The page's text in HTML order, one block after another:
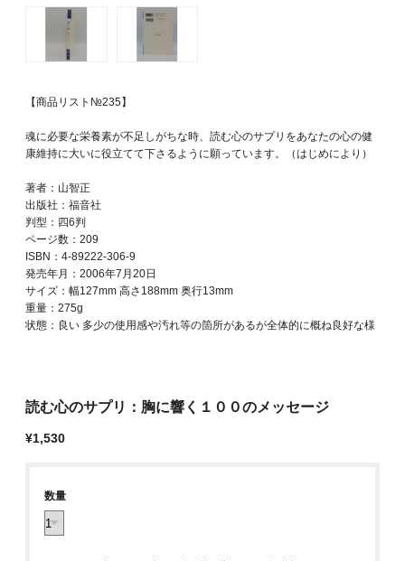
【商品リスト№235】
魂に必要な栄養素が不足しがちな時、読む心のサプリをあなたの心の健
康維持に大いに役立てて下さるように願っています。（はじめにより）
著者：山智正
出版社：福音社
判型：四6判
ページ数：209
ISBN：4-89222-306-9
発売年月：2006年7月20日
サイズ：幅127mm 高さ188mm 奥行13mm
重量：275g
状態：良い 多少の使用感や汚れ等の箇所があるが全体的に概ね良好な様
読む心のサプリ：胸に響く１００のメッセージ
¥1,530
数量